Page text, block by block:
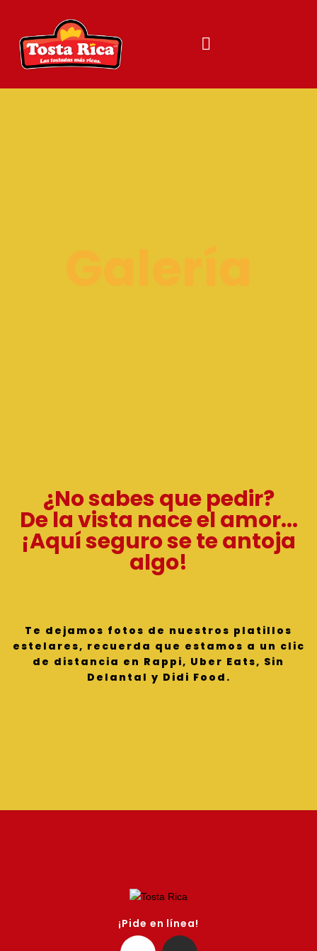
¿No sabes que pedir?
De la vista nace el amor...
¡Aquí seguro se te antoja
algo!
Te dejamos fotos de nuestros platillos
estelares, recuerda que estamos a un clic
de distancia en Rappi, Uber Eats, Sin
Delantal y Didi Food.
¡Pide en línea!